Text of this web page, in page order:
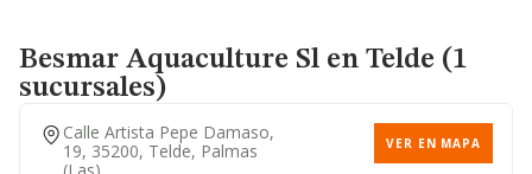
Besmar Aquaculture Sl en Telde (1
sucursales)
Calle Artista Pepe Damaso,
19, 35200, Telde, Palmas
VER EN MAPA